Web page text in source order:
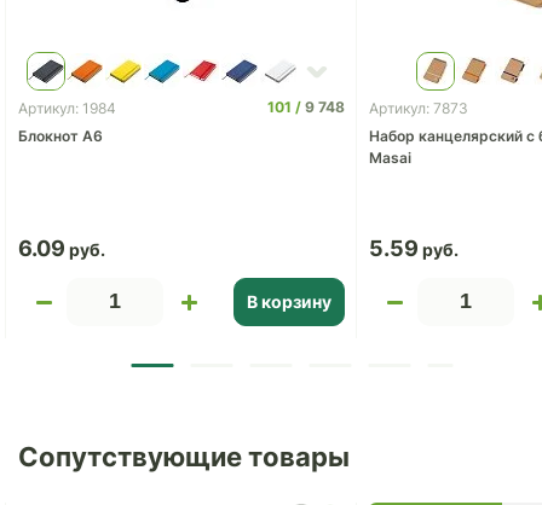
Артикул: 1984 101
9 748
Блокнот А6
6.09
В корзину
Артикул: 7873
Набор канцелярский с
Masai
5.59
Сопутствующие товары